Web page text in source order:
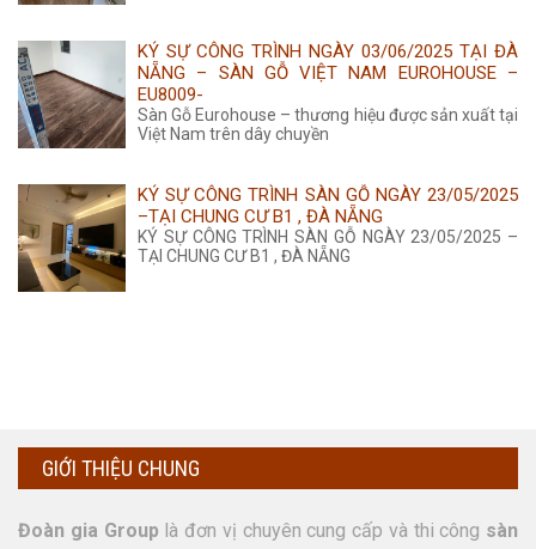
KÝ SỰ CÔNG TRÌNH NGÀY 03/06/2025 TẠI ĐÀ
NẴNG – SÀN GỖ VIỆT NAM EUROHOUSE –
EU8009-
Sàn Gỗ Eurohouse – thương hiệu được sản xuất tại
Việt Nam trên dây chuyền
KÝ SỰ CÔNG TRÌNH SÀN GỖ NGÀY 23/05/2025
–TẠI CHUNG CƯ B1 , ĐÀ NẴNG
KÝ SỰ CÔNG TRÌNH SÀN GỖ NGÀY 23/05/2025 –
TẠI CHUNG CƯ B1 , ĐÀ NẴNG
GIỚI THIỆU CHUNG
Đoàn gia Group là đơn vị chuyên cung cấp và thi công sàn